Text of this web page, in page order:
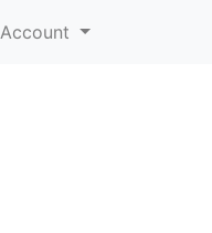
Account